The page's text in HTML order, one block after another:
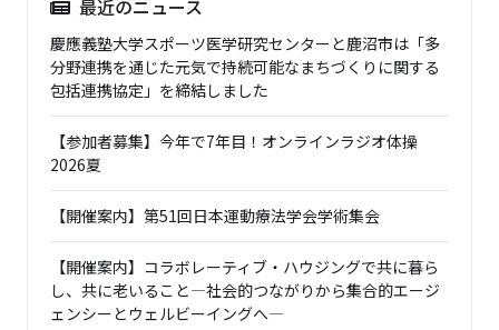
最近のニュース
慶應義塾大学スポーツ医学研究センターと鹿沼市は「多
分野連携を通じた元気で持続可能なまちづくりに関する
包括連携協定」を締結しました
【参加者募集】今年で7年目！オンラインラジオ体操
2026夏
【開催案内】第51回日本運動療法学会学術集会
【開催案内】コラボレーティブ・ハウジングで共に暮ら
し、共に老いること―社会的つながりから集合的エージ
ェンシーとウェルビーイングへ―